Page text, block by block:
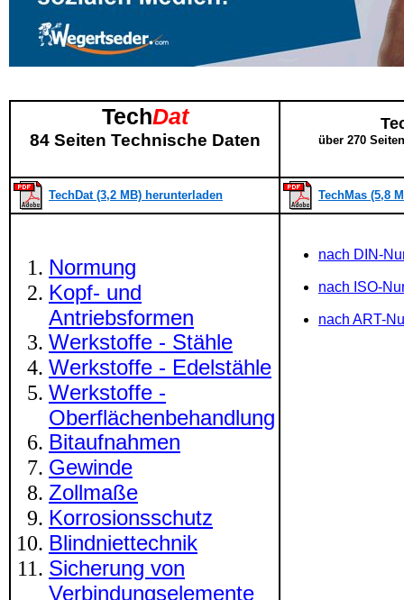
TechDat
84 Seiten Technische Daten über 270
TechDat (3,2 MB) herunterladen TechMas (5,8
Normung
Kopf- und
Antriebsformen
Werkstoffe - Stähle
Werkstoffe - Edelstähle
Werkstoffe -
Oberflächenbehandlung
Bitaufnahmen
Gewinde
Zollmaße
Korrosionsschutz
Blindniettechnik
Sicherung von
Verbindungselemente
nach DIN-
nach ISO-
nach ART-